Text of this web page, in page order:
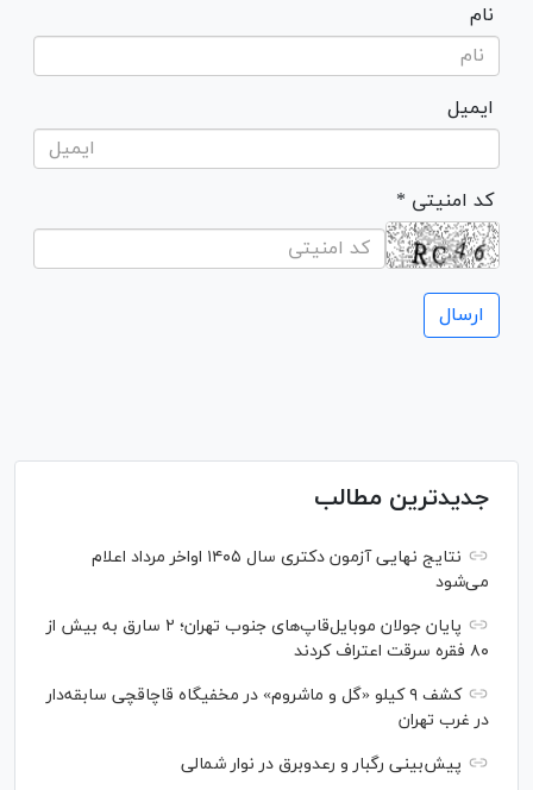
نام
ایمیل
* کد امنیتی
جدیدترین مطالب
نتایج نهایی آزمون دکتری سال ۱۴۰۵ اواخر مرداد اعلام
می‌شود
پایان جولان موبایل‌قاپ‌های جنوب تهران؛ ۲ سارق به بیش از
۸۰ فقره سرقت اعتراف کردند
کشف ۹ کیلو «گل و ماشروم» در مخفیگاه قاچاقچی سابقه‌دار
در غرب تهران
پیش‌بینی رگبار و رعدوبرق در نوار شمالی